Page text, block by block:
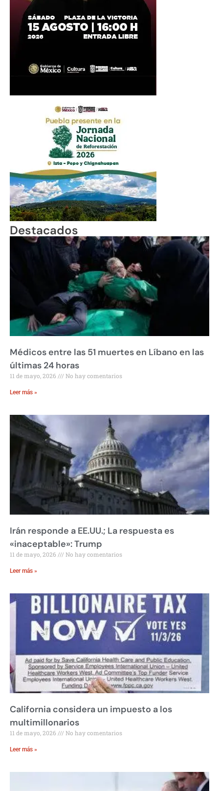
Destacados
Médicos entre las 51 muertes en Líbano en las
últimas 24 horas
11 de mayo, 2026 No hay comentarios
Leer más »
Irán responde a EE.UU.; La respuesta es
«inaceptable»: Trump
11 de mayo, 2026 No hay comentarios
Leer más »
California considera un impuesto a los
multimillonarios
11 de mayo, 2026 No hay comentarios
Leer más »